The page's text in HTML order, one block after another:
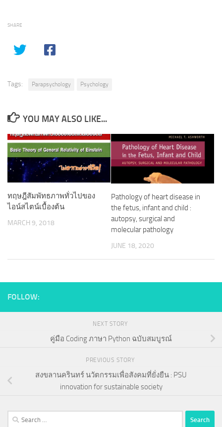
SHARE
Tags: Parapsychology Psychology
YOU MAY ALSO LIKE...
ทฤษฎีสัมพัทธภาพทั่วไปของ
ไอน์สไตน์เบื้องต้น
MARCH 9, 2018
Pathology of heart disease in
the fetus, infant and child :
autopsy, surgical and
molecular pathology
JUNE 18, 2020
FOLLOW:
NEXT STORY
คู่มือ Coding ภาษา Python ฉบับสมบูรณ์
PREVIOUS STORY
สงขลานครินทร์ นวัตกรรมเพื่อสังคมที่ยั่งยืน : PSU
innovation for sustainable society
Search